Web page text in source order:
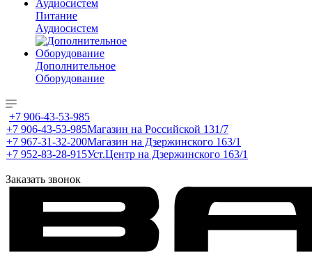
Питание
Аудиосистем
Дополнительное
Оборудование
+7 906-43-53-985
+7 906-43-53-985Магазин на Российской 131/7
+7 967-31-32-200Магазин на Дзержинского 163/1
+7 952-83-28-915Уст.Центр на Дзержинского 163/1
Заказать звонок